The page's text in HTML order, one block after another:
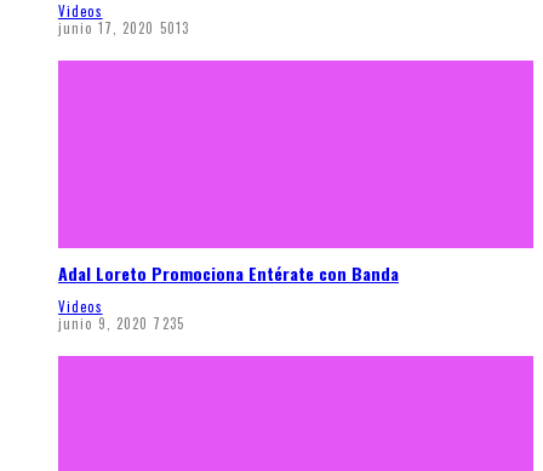
Videos
junio 17, 2020 5013
Adal Loreto Promociona Entérate con Banda
Videos
junio 9, 2020 7235